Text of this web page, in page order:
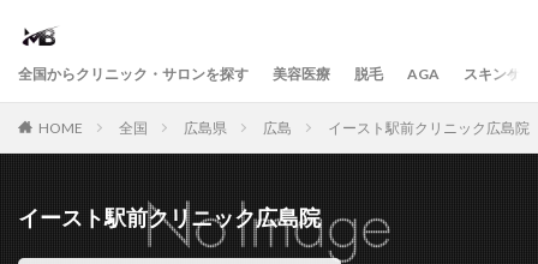
全国からクリニック・サロンを探す 美容医療 脱毛 AGA スキンケア
HOME 全国 広島県 広島 イースト駅前クリニック広島院
イースト駅前クリニック広島院